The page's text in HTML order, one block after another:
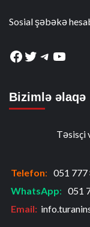
Sosial şəbəkə
Facebook
Twitter
Telegram
Bizimlə əlaqə
Təsisçi
Telefon: 051 777
WhatsApp: 051
Email: